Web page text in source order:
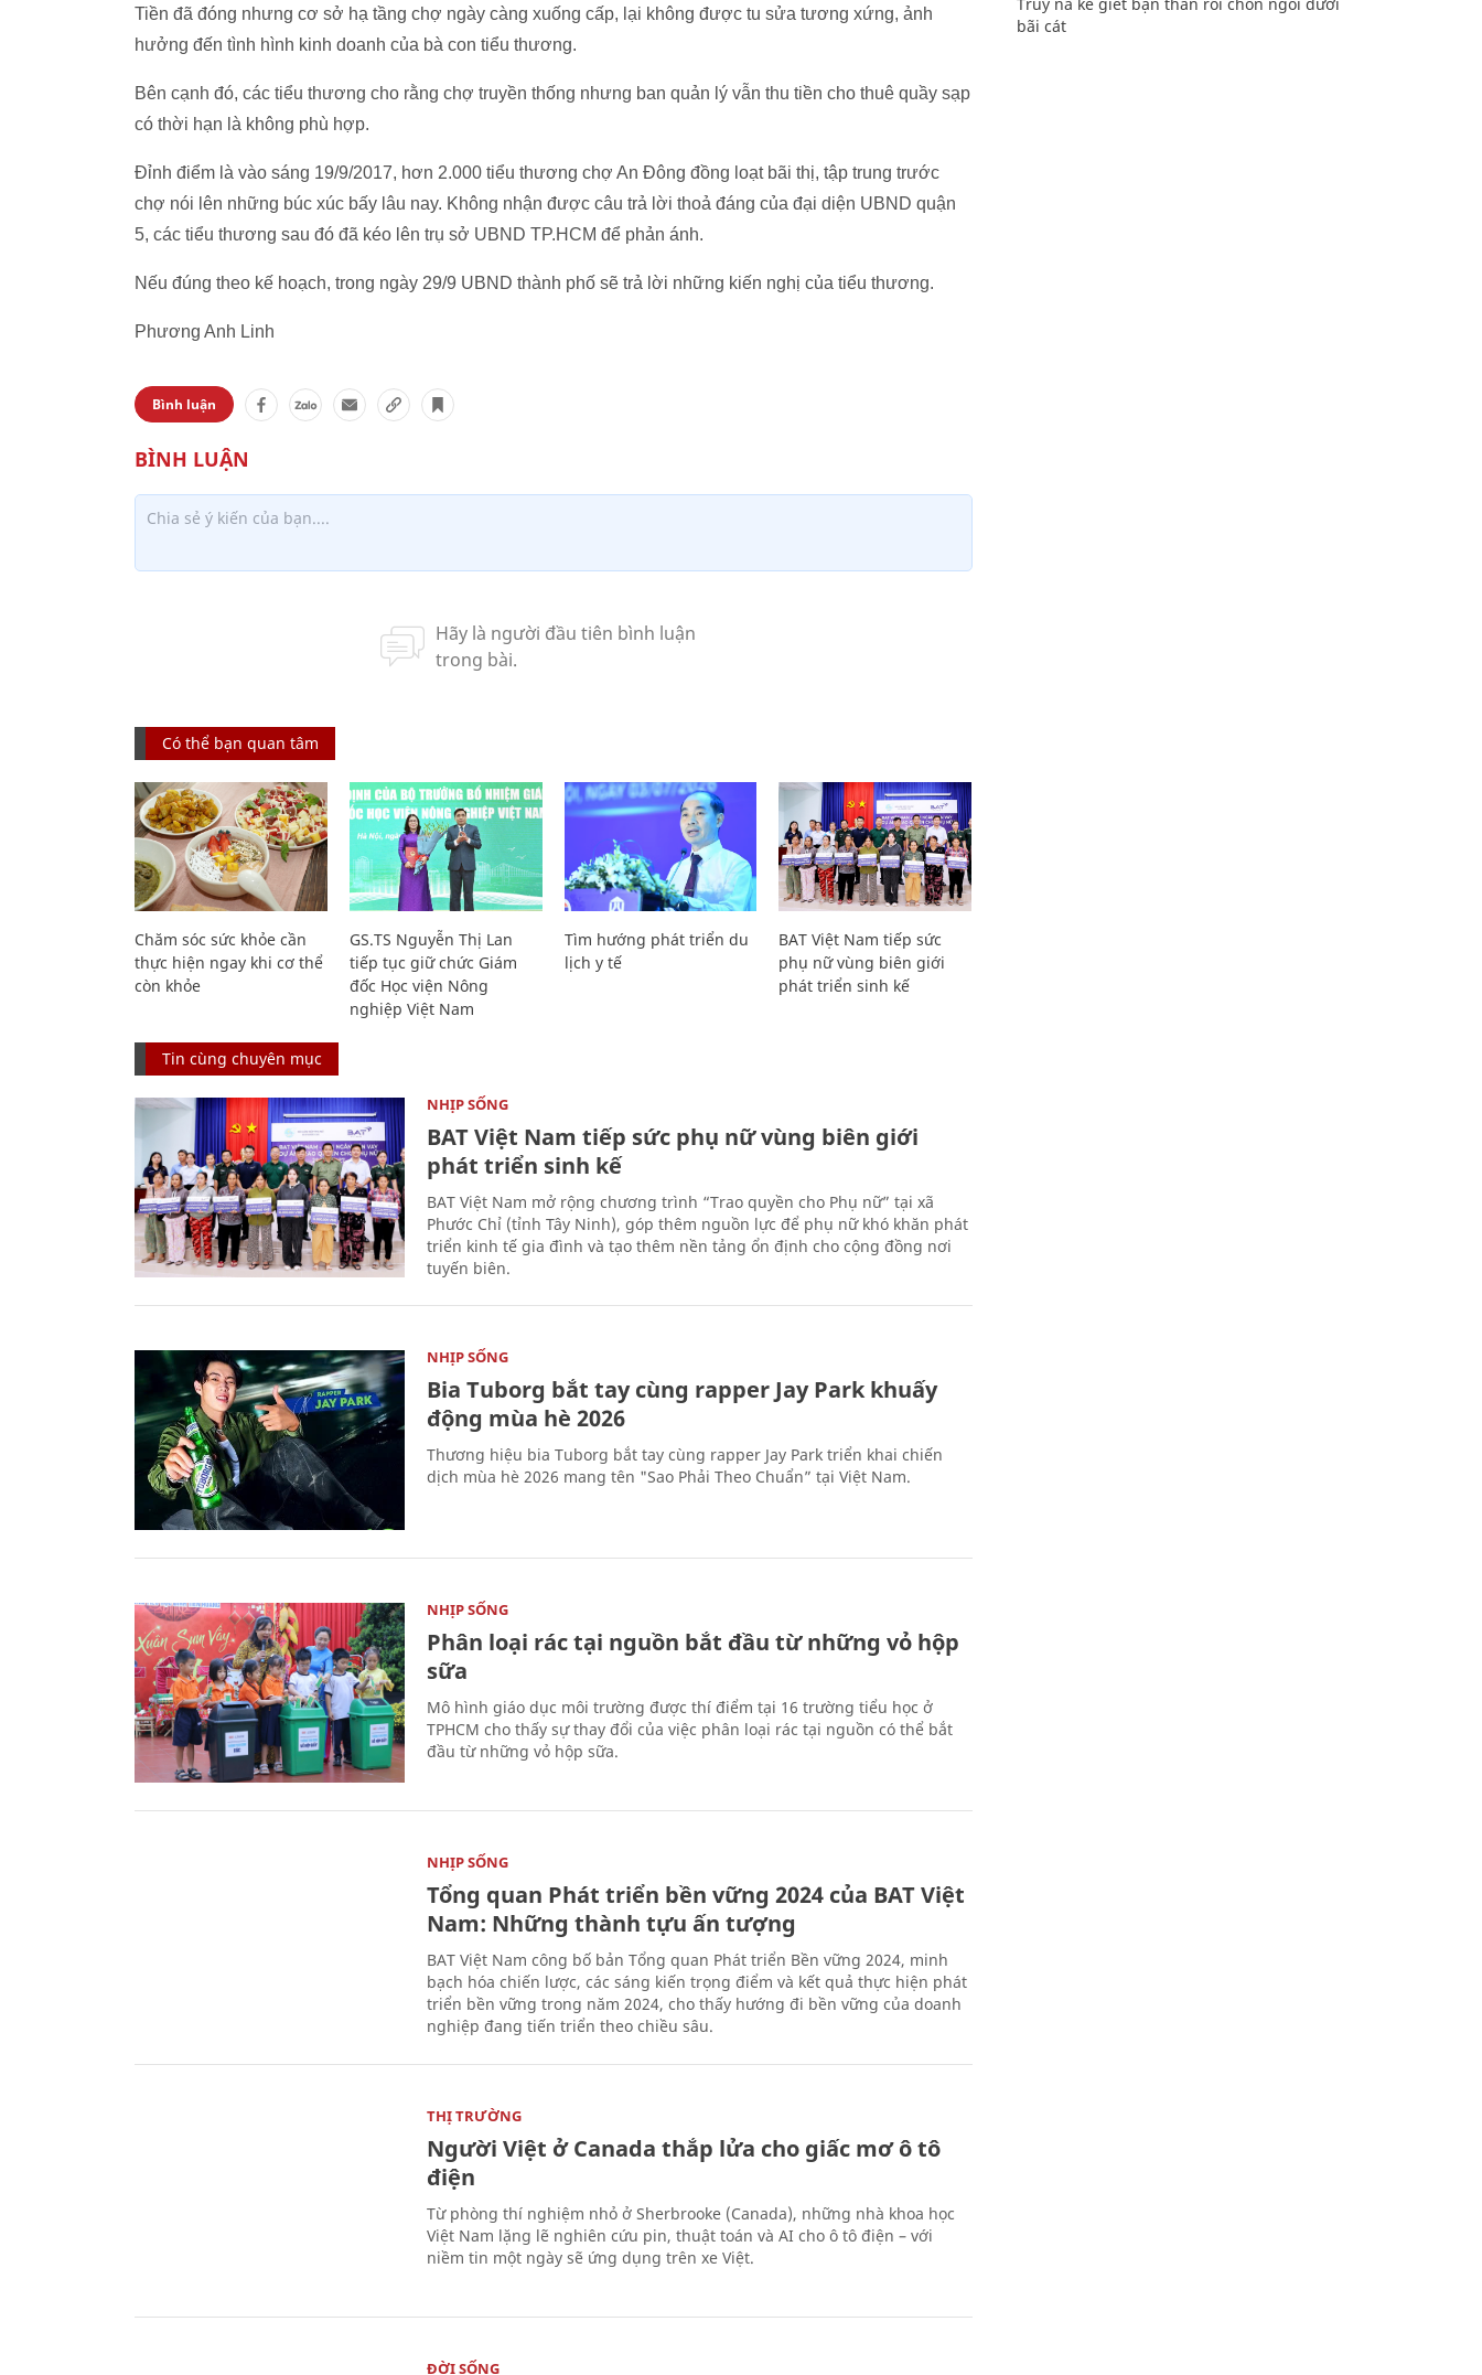
Tiền đã đóng nhưng cơ sở hạ tầng chợ ngày càng xuống cấp, lại không được tu sửa tương xứng, ảnh
hưởng đến tình hình kinh doanh của bà con tiểu thương.
Bên cạnh đó, các tiểu thương cho rằng chợ truyền thống nhưng ban quản lý vẫn thu tiền cho thuê quầy sạp
có thời hạn là không phù hợp.
Đỉnh điểm là vào sáng 19/9/2017, hơn 2.000 tiểu thương chợ An Đông đồng loạt bãi thị, tập trung trước
chợ nói lên những búc xúc bấy lâu nay. Không nhận được câu trả lời thoả đáng của đại diện UBND quận
5, các tiểu thương sau đó đã kéo lên trụ sở UBND TP.HCM để phản ánh.
Nếu đúng theo kế hoạch, trong ngày 29/9 UBND thành phố sẽ trả lời những kiến nghị của tiểu thương.
Phương Anh Linh
Bình luận
Có thể bạn quan tâm
Chăm sóc sức khỏe cần
thực hiện ngay khi cơ thể
còn khỏe
GS.TS Nguyễn Thị Lan
tiếp tục giữ chức Giám
đốc Học viện Nông
nghiệp Việt Nam
Tìm hướng phát triển du
lịch y tế
BAT Việt Nam tiếp sức
phụ nữ vùng biên giới
phát triển sinh kế
Tin cùng chuyên mục
NHỊP SỐNG
BAT Việt Nam tiếp sức phụ nữ vùng biên giới
phát triển sinh kế
BAT Việt Nam mở rộng chương trình “Trao quyền cho Phụ nữ” tại xã
Phước Chỉ (tỉnh Tây Ninh), góp thêm nguồn lực để phụ nữ khó khăn phát
triển kinh tế gia đình và tạo thêm nền tảng ổn định cho cộng đồng nơi
tuyến biên.
NHỊP SỐNG
Bia Tuborg bắt tay cùng rapper Jay Park khuấy
động mùa hè 2026
Thương hiệu bia Tuborg bắt tay cùng rapper Jay Park triển khai chiến
dịch mùa hè 2026 mang tên "Sao Phải Theo Chuẩn” tại Việt Nam.
NHỊP SỐNG
Phân loại rác tại nguồn bắt đầu từ những vỏ hộp
sữa
Mô hình giáo dục môi trường được thí điểm tại 16 trường tiểu học ở
TPHCM cho thấy sự thay đổi của việc phân loại rác tại nguồn có thể bắt
đầu từ những vỏ hộp sữa.
NHỊP SỐNG
Tổng quan Phát triển bền vững 2024 của BAT Việt
Nam: Những thành tựu ấn tượng
BAT Việt Nam công bố bản Tổng quan Phát triển Bền vững 2024, minh
bạch hóa chiến lược, các sáng kiến trọng điểm và kết quả thực hiện phát
triển bền vững trong năm 2024, cho thấy hướng đi bền vững của doanh
nghiệp đang tiến triển theo chiều sâu.
THỊ TRƯỜNG
Người Việt ở Canada thắp lửa cho giấc mơ ô tô
điện
Từ phòng thí nghiệm nhỏ ở Sherbrooke (Canada), những nhà khoa học
Việt Nam lặng lẽ nghiên cứu pin, thuật toán và AI cho ô tô điện – với
niềm tin một ngày sẽ ứng dụng trên xe Việt.
ĐỜI SỐNG
bãi cát